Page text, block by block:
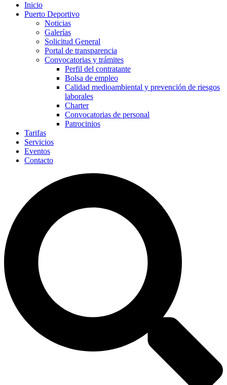
Inicio
Puerto Deportivo
Noticias
Galerías
Solicitud General
Portal de transparencia
Convocatorias y trámites
Perfil del contratante
Bolsa de empleo
Calidad medioambiental y prevención de riesgos
laborales
Charter
Convocatorias de personal
Patrocinios
Tarifas
Servicios
Eventos
Contacto